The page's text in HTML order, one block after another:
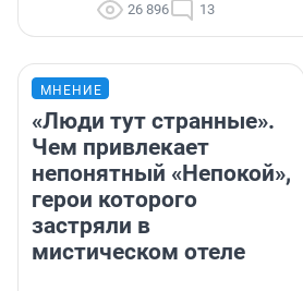
26 896 13
МНЕНИЕ
«Люди тут странные».
Чем привлекает
непонятный «Непокой»,
герои которого
застряли в
мистическом отеле